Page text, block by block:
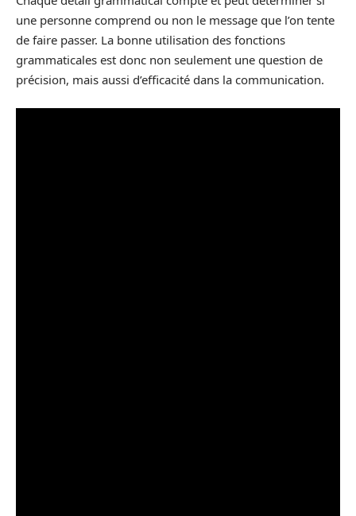
une personne comprend ou non le message que l’on tente
de faire passer. La bonne utilisation des fonctions
grammaticales est donc non seulement une question de
précision, mais aussi d’efficacité dans la communication.